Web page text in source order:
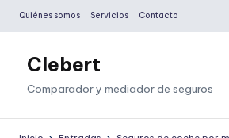
Saltar
contenido
Quiénes somos Servicios Contacto
Clebert
Comparador y mediador de seguros